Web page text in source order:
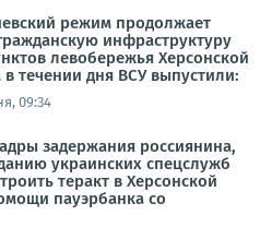
режим продолжает
инфраструктуру
левобережья Херсонской
в течении дня ВСУ выпустили:
09:34
задержания россиянина,
украинских спецслужб
теракт в Херсонской
пауэрбанка со